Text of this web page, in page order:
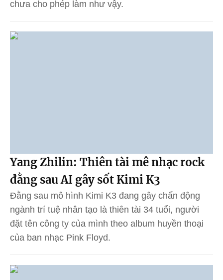
chưa cho phép làm như vậy.
Yang Zhilin: Thiên tài mê nhạc rock
đằng sau AI gây sốt Kimi K3
Đằng sau mô hình Kimi K3 đang gây chấn động
ngành trí tuệ nhân tạo là thiên tài 34 tuổi, người
đặt tên công ty của mình theo album huyền thoại
của ban nhạc Pink Floyd.